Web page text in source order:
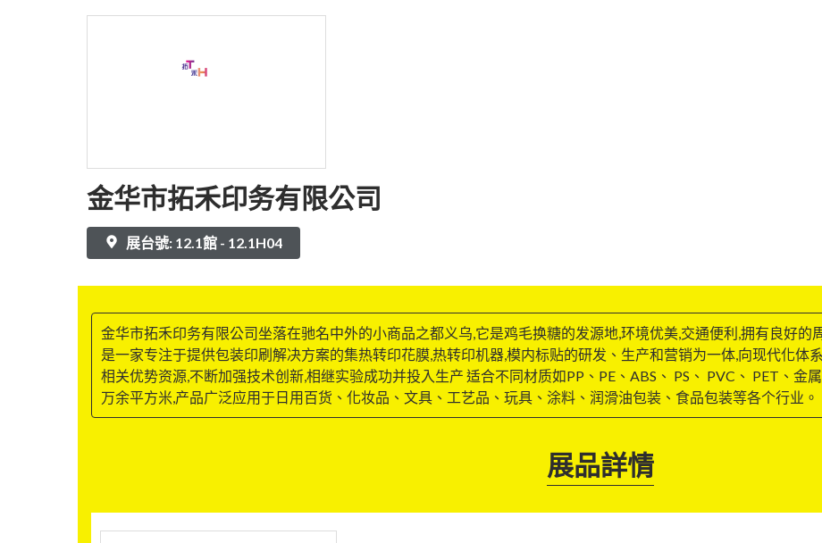
金华市拓禾印务有限公司
展台號: 12.1館 - 12.1H04
金华市拓禾印务有限公司坐落在驰名中外的小商品之都义乌,它是鸡毛换糖的发源地,环境优美,交通便利,拥有良好
是一家专注于提供包装印刷解决方案的集热转印花膜,热转印机器,模内标贴的研发、生产和营销为一体,向现代化体
相关优势资源,不断加强技术创新,相继实验成功并投入生产 适合不同材质如PP、PE、ABS、 PS、 PVC、 PET、金
万余平方米,产品广泛应用于日用百货、化妆品、文具、工艺品、玩具、涂料、润滑油包装、食品包装等各个行业。
展品詳情